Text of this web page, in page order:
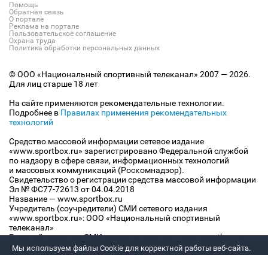
Помощь
Обратная связь
О портале
Реклама на портале
Пользовательское соглашение
Охрана труда
Политика обработки персональных данных
© ООО «Национальный спортивный телеканал» 2007 — 2026.
Для лиц старше 18 лет
На сайте применяются рекомендательные технологии.
Подробнее в Правилах применения рекомендательных
технологий
Средство массовой информации сетевое издание
«www.sportbox.ru» зарегистрировано Федеральной службой
по надзору в сфере связи, информационных технологий
и массовых коммуникаций (Роскомнадзор).
Свидетельство о регистрации средства массовой информации
Эл № ФС77-72613 от 04.04.2018
Название — www.sportbox.ru
Учредитель (соучредители) СМИ сетевого издания
«www.sportbox.ru»: ООО «Национальный спортивный
телеканал»
Главный редактор СМИ сетевого издания «www.sportbox.ru»:
Конов В.А.
Мы используем файлы Сookie для корректной работы веб-сайта.